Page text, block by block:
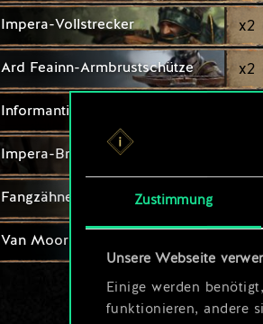
Zustimmung
Unsere Webseite
Einige werden
funktionieren, andere
Impera-Vollstrecker x2
Ard Feainn-Armbrustschütze x2
Informantin der Herzogin
Impera-Brigade
Fangzähne des Kaiserreichs
Van Moorlehem-Jäger